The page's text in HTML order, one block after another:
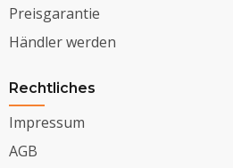
Preisgarantie
Händler werden
Rechtliches
Impressum
AGB